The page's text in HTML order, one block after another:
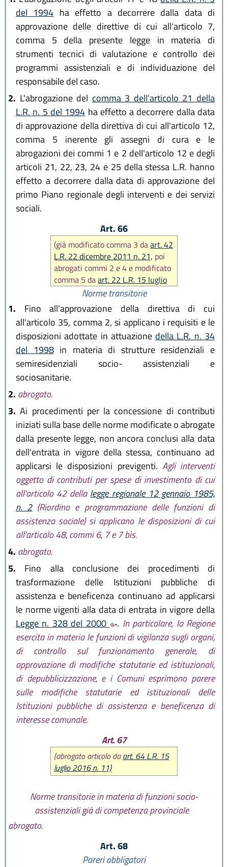
del 1994 ha effetto a decorrere dalla data di
approvazione delle direttive di cui all'articolo 7,
comma 5 della presente legge in materia di
strumenti tecnici di valutazione e controllo dei
programmi assistenziali e di individuazione del
responsabile del caso.
2. L'abrogazione del comma 3 dell'articolo 21 della
L.R. n. 5 del 1994 ha effetto a decorrere dalla data
di approvazione della direttiva di cui all'articolo 12,
comma 5 inerente gli assegni di cura e le
abrogazioni dei commi 1 e 2 dell'articolo 12 e degli
articoli 21, 22, 23, 24 e 25 della stessa L.R. hanno
effetto a decorrere dalla data di approvazione del
primo Piano regionale degli interventi e dei servizi
sociali.
Art. 66
(già modificato comma 3 daart. 42
L.R. 22 dicembre 2011 n. 21, poi
abrogati commi 2 e 4 e modificato
comma 5 daart. 22 L.R. 15 luglio
2016 n. 11)Norme transitorie
1. Fino all'approvazione della direttiva di cui
all'articolo 35, comma 2, si applicano i requisiti e le
disposizioni adottate in attuazione della L.R. n. 34
del 1998in materia di strutture residenziali e
semiresidenziali socio- assistenziali e
sociosanitarie.
2. abrogato.
3. Ai procedimenti per la concessione di contributi
iniziati sulla base delle norme modificate o abrogate
dalla presente legge, non ancora conclusi alla data
dell'entrata in vigore della stessa, continuano ad
applicarsi le disposizioni previgenti. Agli interventi
oggetto di contributi per spese di investimento di cui
all'articolo 42 della legge regionale 12 gennaio 1985,
n. 2(Riordino e programmazione delle funzioni di
assistenza sociale) si applicano le disposizioni di cui
all'articolo 48, commi 6, 7 e 7 bis.
4. abrogato.
5. Fino alla conclusione dei procedimenti di
trasformazione delle Istituzioni pubbliche di
assistenza e beneficenza continuano ad applicarsi
le norme vigenti alla data di entrata in vigore della
Legge n. 328 del 2000
. In particolare, la Regione
esercita in materia le funzioni di vigilanza sugli organi,
di controllo sul funzionamento generale, di
approvazione di modifiche statutarie ed istituzionali,
di depubblicizzazione, e i Comuni esprimono parere
sulle modifiche statutarie ed istituzionali delle
Istituzioni pubbliche di assistenza e beneficenza di
interesse comunale.
Art. 67
(abrogato articolo daart. 64 L.R. 15
luglio 2016 n. 11)
Norme transitorie in materia di funzioni socio-
assistenziali già di competenza provinciale
abrogato.
Art. 68
Pareri obbligatori